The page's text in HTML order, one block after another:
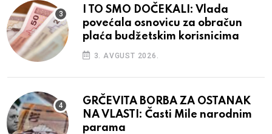
I TO SMO DOČEKALI: Vlada
povećala osnovicu za obračun
plaća budžetskim korisnicima
3. AVGUST 2026.
GRČEVITA BORBA ZA OSTANAK
NA VLASTI: Časti Mile narodnim
parama